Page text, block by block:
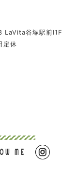
LaVita谷塚駅前Ⅰ1F
定休
ME